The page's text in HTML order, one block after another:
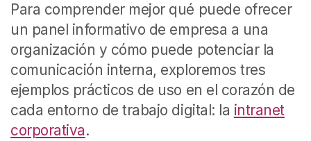
Para comprender mejor qué puede ofrecer
un panel informativo de empresa a una
organización y cómo puede potenciar la
comunicación interna, exploremos tres
ejemplos prácticos de uso en el corazón de
cada entorno de trabajo digital: la intranet
corporativa.